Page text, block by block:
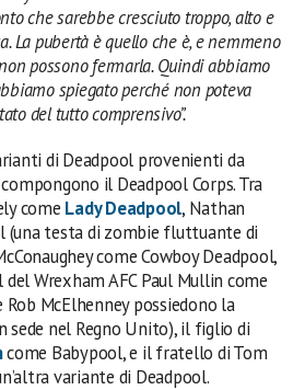
che sarebbe cresciuto troppo, alto e
La pubertà è quello che è, e nemmeno
possono fermarla. Quindi abbiamo
spiegato perché non poteva
del tutto comprensivo”.
di Deadpool provenienti da
il Deadpool Corps. Tra
come Lady Deadpool, Nathan
(una testa di zombie fluttuante di
come Cowboy Deadpool,
Wrexham AFC Paul Mullin come
McElhenney possiedono la
sede nel Regno Unito), il figlio di
come Babypool, e il fratello di Tom
variante di Deadpool.